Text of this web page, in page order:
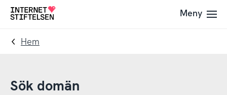
Till
navigering
Till
innehåll
Till
Meny
Hem
Sök domän